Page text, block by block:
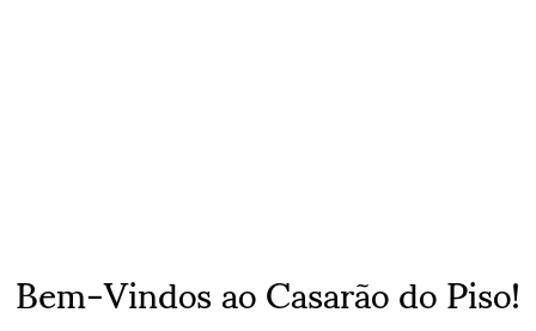
Bem-Vindos ao Casarão do Piso!